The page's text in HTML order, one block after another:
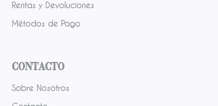
Rentas y Devoluciones
Métodos de Pago
Contacto
Sobre Nosotros